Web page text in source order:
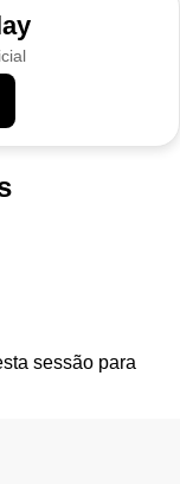
sessão para